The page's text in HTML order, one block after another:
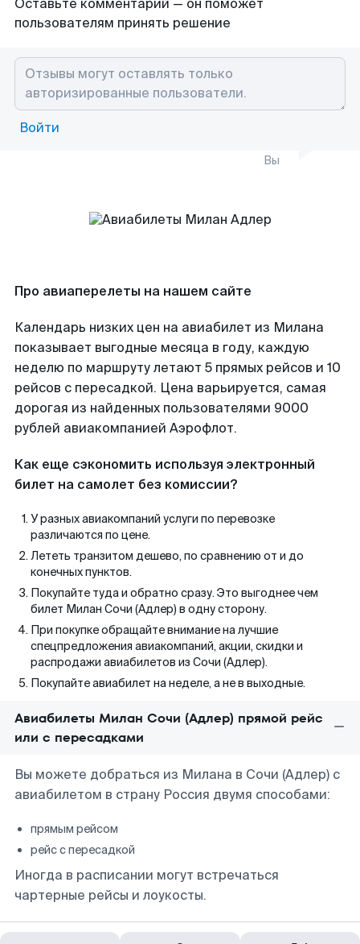
Оставьте комментарий — он поможет
пользователям принять решение
Войти
Вы
Про авиаперелеты на нашем сайте
Календарь низких цен на авиабилет из Милана
показывает выгодные месяца в году, каждую
неделю по маршруту летают 5 прямых рейсов и 10
рейсов с пересадкой. Цена варьируется, самая
дорогая из найденных пользователями 9000
рублей авиакомпанией Аэрофлот.
Как еще сэкономить используя электронный
билет на самолет без комиссии?
У разных авиакомпаний услуги по перевозке
различаются по цене.
Лететь транзитом дешево, по сравнению от и до
конечных пунктов.
Покупайте туда и обратно сразу. Это выгоднее чем
билет Милан Сочи (Адлер) в одну сторону.
При покупке обращайте внимание на лучшие
спецпредложения авиакомпаний, акции, скидки и
распродажи авиабилетов из Сочи (Адлер).
Покупайте авиабилет на неделе, а не в выходные.
Авиабилеты Милан Сочи (Адлер) прямой рейс
или с пересадками
Вы можете добраться из Милана в Сочи (Адлер) с
авиабилетом в страну Россия двумя способами:
прямым рейсом
рейс с пересадкой
Иногда в расписании могут встречаться
чартерные рейсы и лоукосты.